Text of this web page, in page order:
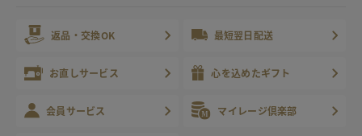
返品・交換OK 最短翌日配送
お直しサービス 心を込めたギフト
会員サービス マイレージ倶楽部